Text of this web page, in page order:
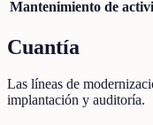
Mantenimiento de
Cuantía
Las líneas de
implantación y auditoría.